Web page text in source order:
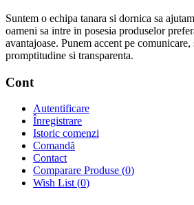
Suntem o echipa tanara si dornica sa
oameni sa intre in posesia produselor
avantajoase. Punem accent pe comunicare,
promptitudine si transparenta.
Cont
Autentificare
Înregistrare
Istoric comenzi
Comandă
Contact
Comparare Produse (0)
Wish List (0)